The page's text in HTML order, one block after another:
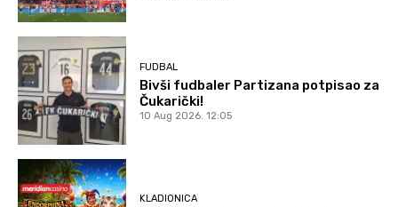
FUDBAL
Bivši fudbaler Partizana potpisao za
Čukarički!
10 Aug 2026. 12:05
KLADIONICA